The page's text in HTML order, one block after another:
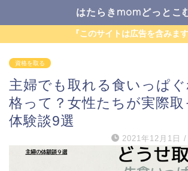
はたらきmomどっとこ
『このサイトは広告を含みます
資格を取る
主婦でも取れる食いっぱ
格って？女性たちが実際取
体験談9選
2021年12月1日 /